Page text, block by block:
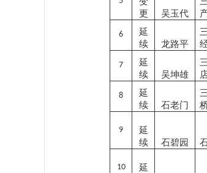
更
吴玉代
6
延
续
龙路平
7
延
续
吴坤雄
8
延
续
石老门
9
延
续
石碧园
10
延